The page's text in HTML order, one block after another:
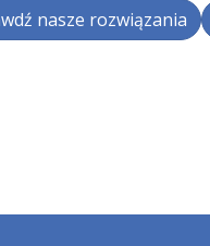
nasze rozwiązania